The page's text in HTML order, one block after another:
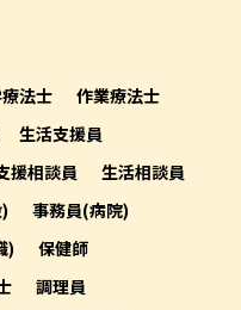
法士
作業療法士
生活支援員
援相談員
生活相談員
事務員(病院)
)
保健師
調理員